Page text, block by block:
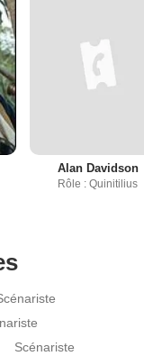
Alan Davidson
Rôle : Quinitilius
Scénariste